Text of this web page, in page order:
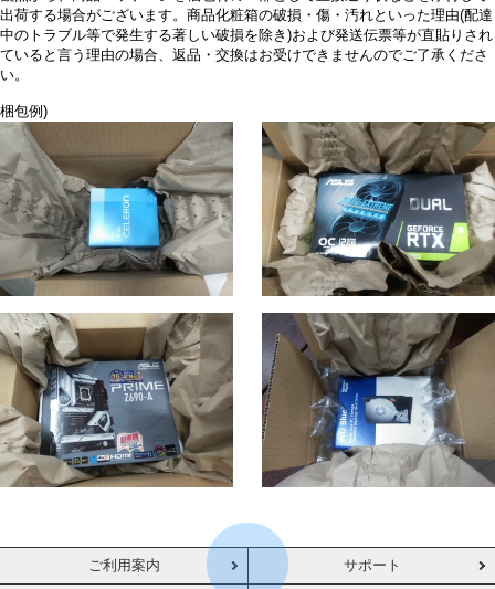
出荷する場合がございます。商品化粧箱の破損・傷・汚れといった理由(配達
中のトラブル等で発生する著しい破損を除き)および発送伝票等が直貼りされ
ていると言う理由の場合、返品・交換はお受けできませんのでご了承くださ
い。
梱包例)
ご利用案内 サポート